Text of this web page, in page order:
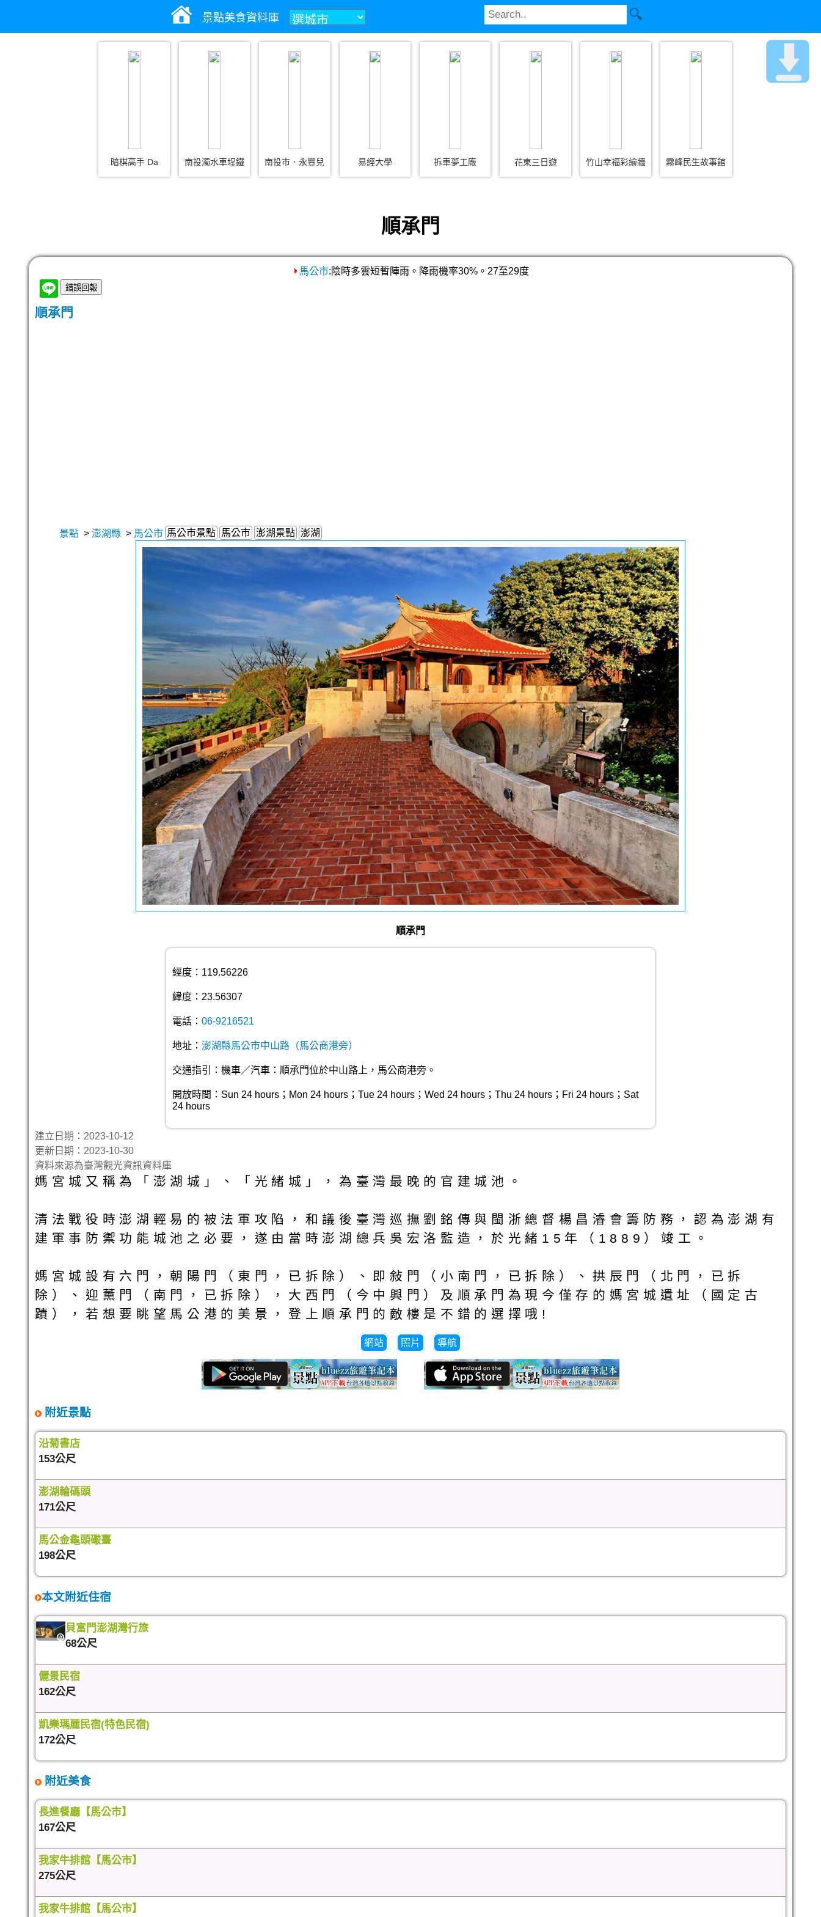
景點美食資料庫
暗棋高手 Da 南投濁水車埕鐵 南投市．永豐兒 易經大學 拆車夢工廠 花東三日遊 竹山幸福彩繪牆 霧峰民生故事館
順承門
馬公市:陰時多雲短暫陣雨。降雨機率30%。27至29度
順承門
景點 > 澎湖縣 > 馬公市 馬公市景點 馬公市 澎湖景點 澎湖
順承門
經度：119.56226
緯度：23.56307
電話： 06-9216521
地址： 澎湖縣馬公市中山路（馬公商港旁）
交通指引：機車／汽車：順承門位於中山路上，馬公商港旁。
開放時間：Sun 24 hours；Mon 24 hours；Tue 24 hours；Wed 24 hours；Thu 24 hours；Fri 24 hours；Sat
24 hours
建立日期：2023-10-12
更新日期：2023-10-30
資料來源為臺灣觀光資訊資料庫
媽宮城又稱為「澎湖城」、「光緒城」，為臺灣最晚的官建城池。
清法戰役時澎湖輕易的被法軍攻陷，和議後臺灣巡撫劉銘傳與閩浙總督楊昌濬會籌防務，認為澎湖有
建軍事防禦功能城池之必要，遂由當時澎湖總兵吳宏洛監造，於光緒15年（1889）竣工。
媽宮城設有六門，朝陽門（東門，已拆除）、即敍門（小南門，已拆除）、拱辰門（北門，已拆
除）、迎薰門（南門，已拆除），大西門（今中興門）及順承門為現今僅存的媽宮城遺址（國定古
蹟），若想要眺望馬公港的美景，登上順承門的敵樓是不錯的選擇哦!
網站 照片 導航
附近景點
沿菊書店
153公尺
澎湖輪碼頭
171公尺
馬公金龜頭礮臺
198公尺
本文附近住宿
貝富門澎湖灣行旅
68公尺
儷景民宿
162公尺
凱樂瑪麗民宿(特色民宿)
172公尺
附近美食
長進餐廳【馬公市】
167公尺
我家牛排館【馬公市】
275公尺
我家牛排館【馬公市】